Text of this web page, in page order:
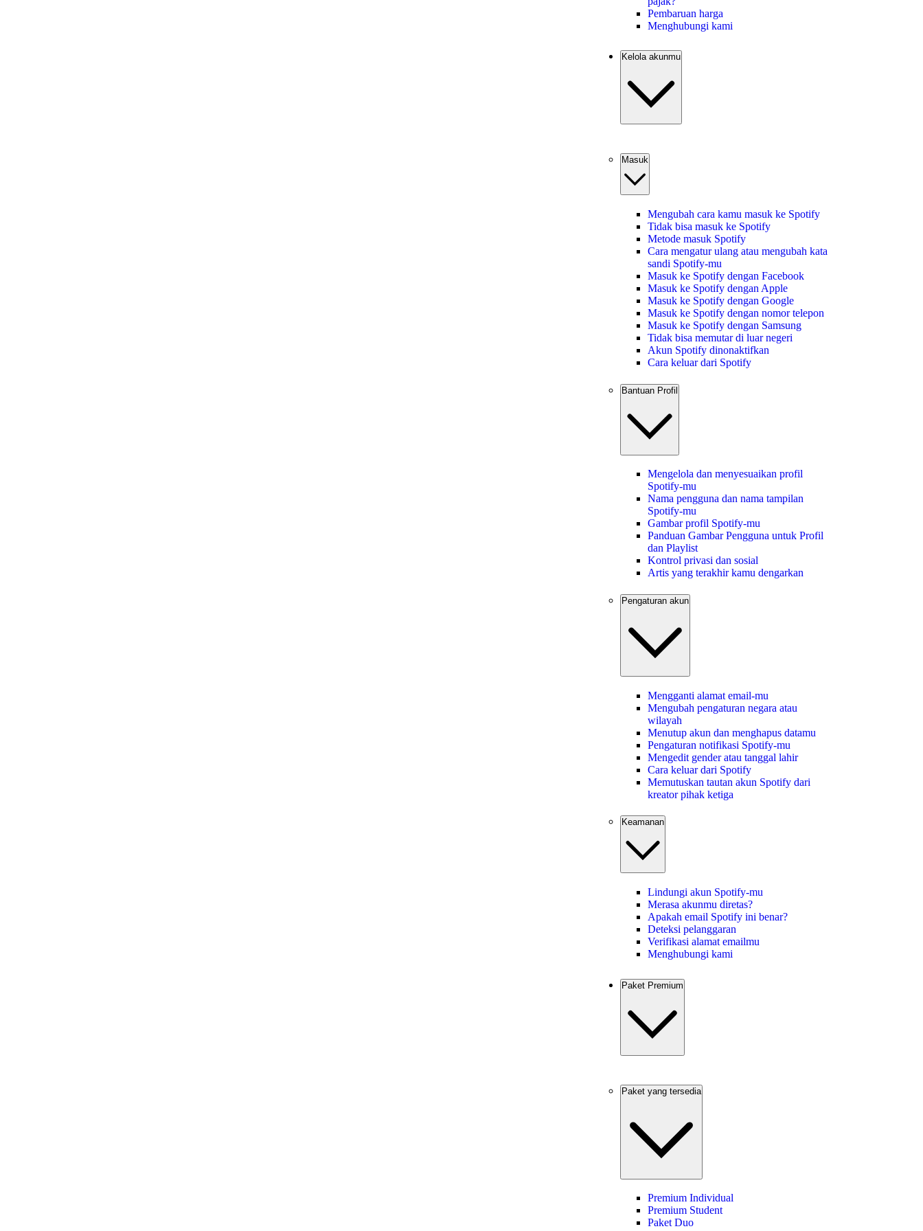
Pembaruan harga
Menghubungi kami
Kelola akunmu
Masuk
Mengubah cara kamu masuk ke Spotify
Tidak bisa masuk ke Spotify
Metode masuk Spotify
Cara mengatur ulang atau mengubah kata
sandi Spotify-mu
Masuk ke Spotify dengan Facebook
Masuk ke Spotify dengan Apple
Masuk ke Spotify dengan Google
Masuk ke Spotify dengan nomor telepon
Masuk ke Spotify dengan Samsung
Tidak bisa memutar di luar negeri
Akun Spotify dinonaktifkan
Cara keluar dari Spotify
Bantuan Profil
Mengelola dan menyesuaikan profil
Spotify-mu
Nama pengguna dan nama tampilan
Spotify-mu
Gambar profil Spotify-mu
Panduan Gambar Pengguna untuk Profil
dan Playlist
Kontrol privasi dan sosial
Artis yang terakhir kamu dengarkan
Pengaturan akun
Mengganti alamat email-mu
Mengubah pengaturan negara atau
wilayah
Menutup akun dan menghapus datamu
Pengaturan notifikasi Spotify-mu
Mengedit gender atau tanggal lahir
Cara keluar dari Spotify
Memutuskan tautan akun Spotify dari
kreator pihak ketiga
Keamanan
Lindungi akun Spotify-mu
Merasa akunmu diretas?
Apakah email Spotify ini benar?
Deteksi pelanggaran
Verifikasi alamat emailmu
Menghubungi kami
Paket Premium
Paket yang tersedia
Premium Individual
Premium Student
Paket Duo